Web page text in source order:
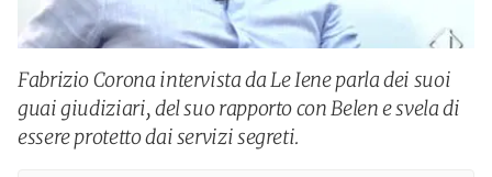
Fabrizio Corona intervista da Le Iene parla dei suoi
guai giudiziari, del suo rapporto con Belen e svela di
essere protetto dai servizi segreti.